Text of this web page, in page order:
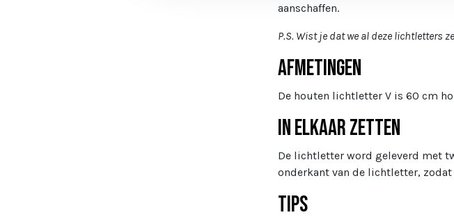
aanschaffen.
P.S. Wist je dat we al deze lichtletters
Afmetingen
De houten lichtletter V is 60 cm
In elkaar zetten
De lichtletter word geleverd met
onderkant van de lichtletter, zodat
Tips